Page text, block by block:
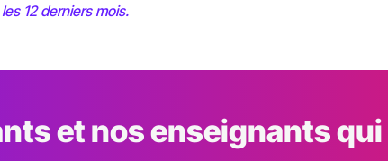
12 derniers mois.
et nos enseignants